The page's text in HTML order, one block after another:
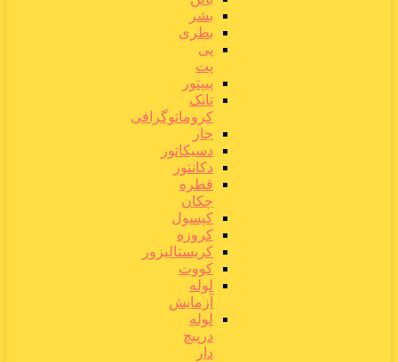
بشر
بطری
پی
پت
پیپتور
تانک
کروماتوگرافی
جار
دسیکاتور
دکانتور
قطره
چکان
کپسول
کروزه
کریستالیزور
کووت
لوله
آزمایش
لوله
درپیچ
دار